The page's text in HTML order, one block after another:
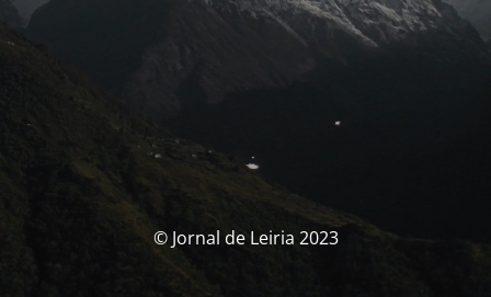
© Jornal de Leiria 2023